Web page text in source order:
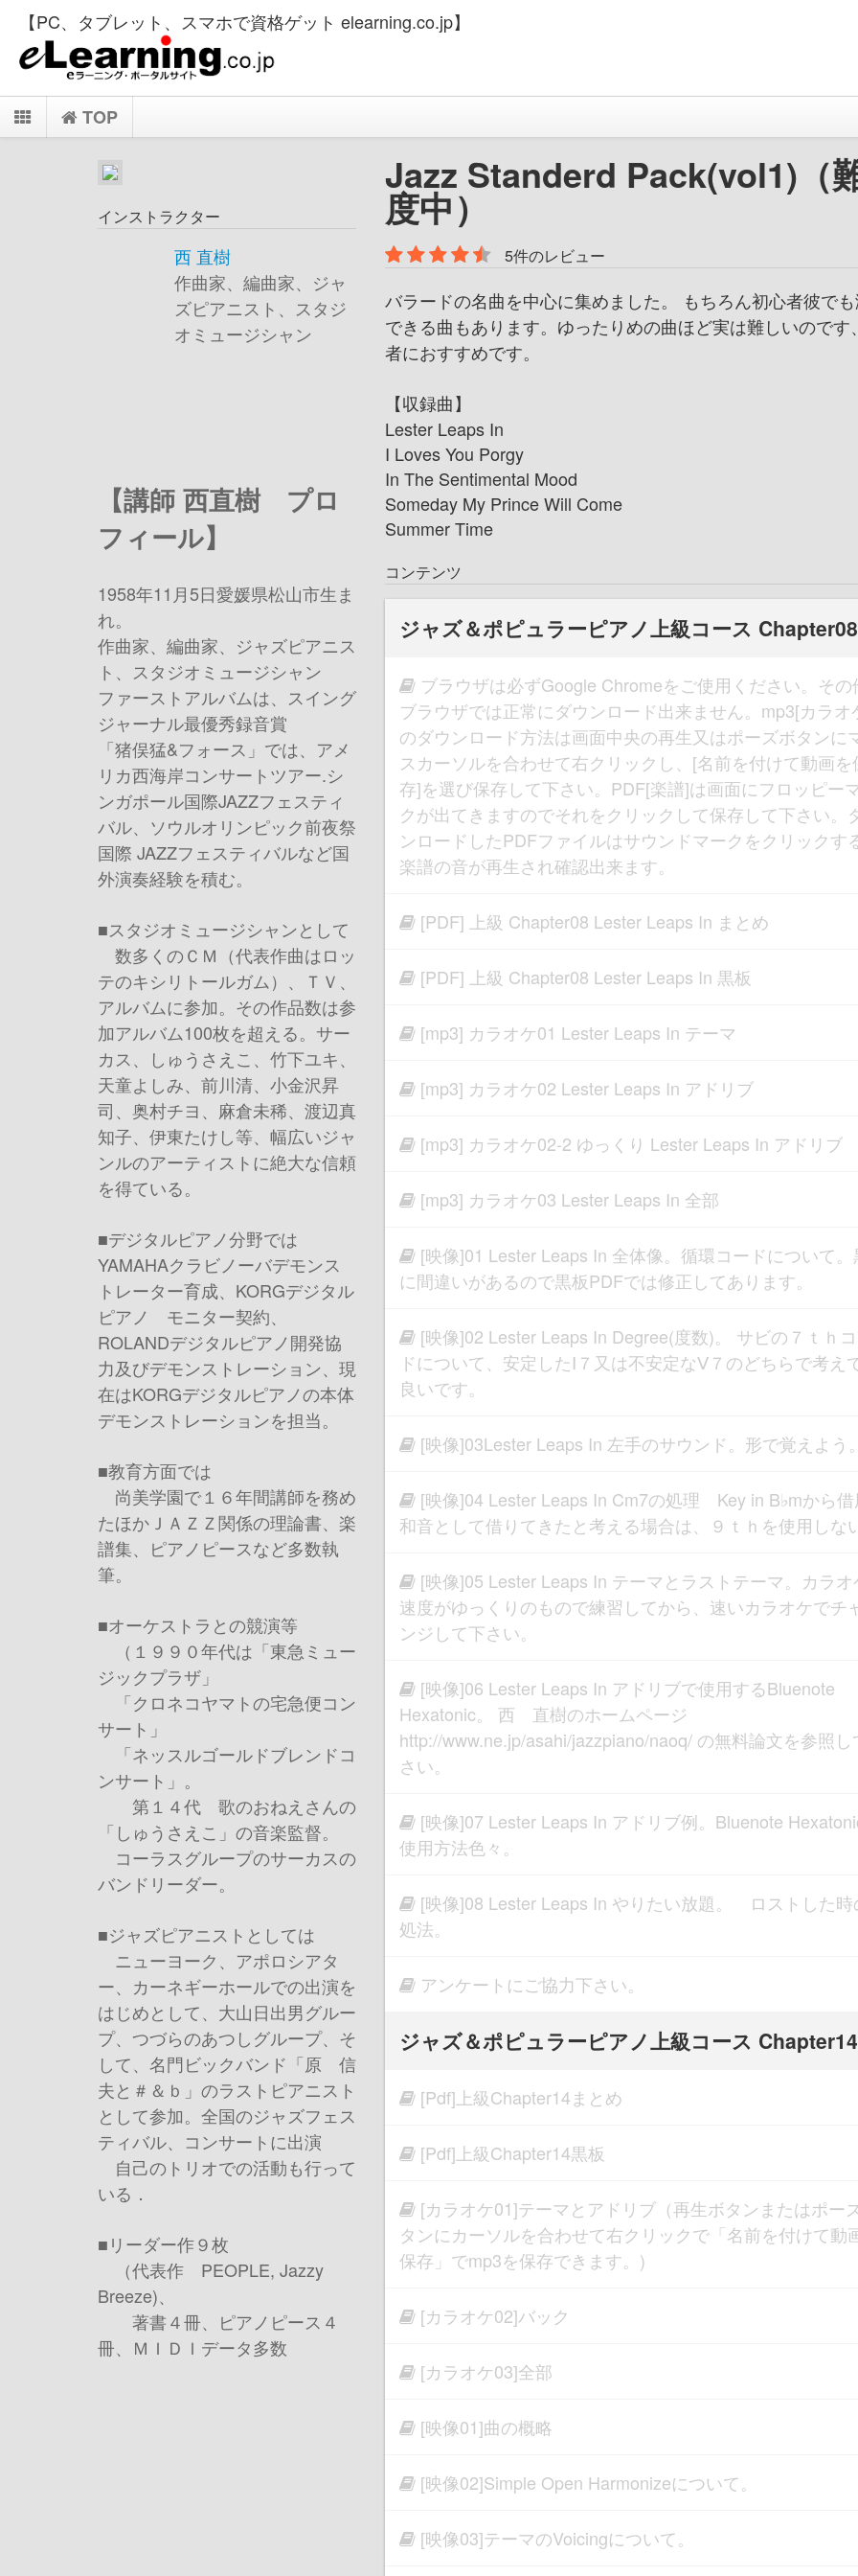
【PC、タブレット、スマホで資格ゲット elearning.co.jp】
TOP
インストラクター
西 直樹
作曲家、編曲家、ジャ
ズピアニスト、スタジ
オミュージシャン
【講師 西直樹 プロ
フィール】
1958年11月5日愛媛県松山市生ま
れ。
作曲家、編曲家、ジャズピアニス
ト、スタジオミュージシャン
ファーストアルバムは、スイング
ジャーナル最優秀録音賞
「猪俣猛&フォース」では、アメ
リカ西海岸コンサートツアー.シ
ンガポール国際JAZZフェスティ
バル、ソウルオリンピック前夜祭
国際 JAZZフェスティバルなど国
外演奏経験を積む。
■スタジオミュージシャンとして
数多くのＣＭ（代表作曲はロッ
テのキシリトールガム）、ＴＶ、
アルバムに参加。その作品数は参
加アルバム100枚を超える。サー
カス、しゅうさえこ、竹下ユキ、
天童よしみ、前川清、小金沢昇
司、奥村チヨ、麻倉未稀、渡辺真
知子、伊東たけし等、幅広いジャ
ンルのアーティストに絶大な信頼
を得ている。
■デジタルピアノ分野では
YAMAHAクラビノーバデモンス
トレーター育成、KORGデジタル
ピアノ モニター契約、
ROLANDデジタルピアノ開発協
力及びデモンストレーション、現
在はKORGデジタルピアノの本体
デモンストレーションを担当。
■教育方面では
尚美学園で１６年間講師を務め
たほかＪＡＺＺ関係の理論書、楽
譜集、ピアノピースなど多数執
筆。
■オーケストラとの競演等
（１９９０年代は「東急ミュー
ジックプラザ」
「クロネコヤマトの宅急便コン
サート」
「ネッスルゴールドブレンドコ
ンサート」。
第１４代 歌のおねえさんの
「しゅうさえこ」の音楽監督。
コーラスグループのサーカスの
バンドリーダー。
■ジャズピアニストとしては
ニューヨーク、アポロシアタ
ー、カーネギーホールでの出演を
はじめとして、大山日出男グルー
プ、つづらのあつしグループ、そ
して、名門ビックバンド「原 信
夫と＃＆ｂ」のラストピアニスト
として参加。全国のジャズフェス
ティバル、コンサートに出演
自己のトリオでの活動も行って
いる．
■リーダー作９枚
（代表作 PEOPLE, Jazzy
Breeze)、
著書４冊、ピアノピース４
冊、ＭＩＤＩデータ多数
Jazz Standerd Pack(vol1)（
度中）
5件のレビュー
バラードの名曲を中心に集めました。 もちろん初心者彼で
できる曲もあります。ゆったりめの曲ほど実は難しいのです
者におすすめです。
【収録曲】
Lester Leaps In
I Loves You Porgy
In The Sentimental Mood
Someday My Prince Will Come
Summer Time
コンテンツ
ジャズ＆ポピュラーピアノ上級コース Chapter08
ブラウザは必ずGoogle Chromeをご使用ください。その
ブラウザでは正常にダウンロード出来ません。mp3[カラオ
のダウンロード方法は画面中央の再生又はポーズボタンに
スカーソルを合わせて右クリックし、[名前を付けて動画を
存]を選び保存して下さい。PDF[楽譜]は画面にフロッピー
クが出てきますのでそれをクリックして保存して下さい。
ンロードしたPDFファイルはサウンドマークをクリックす
楽譜の音が再生され確認出来ます。
[PDF] 上級 Chapter08 Lester Leaps In まとめ
[PDF] 上級 Chapter08 Lester Leaps In 黒板
[mp3] カラオケ01 Lester Leaps In テーマ
[mp3] カラオケ02 Lester Leaps In アドリブ
[mp3] カラオケ02-2 ゆっくり Lester Leaps In アドリブ
[mp3] カラオケ03 Lester Leaps In 全部
[映像]01 Lester Leaps In 全体像。循環コードについて
に間違いがあるので黒板PDFでは修正してあります。
[映像]02 Lester Leaps In Degree(度数)。 サビの７ｔｈ
ドについて、安定したⅠ７又は不安定なⅤ７のどちらで考え
良いです。
[映像]03Lester Leaps In 左手のサウンド。形で覚えよう
[映像]04 Lester Leaps In Cm7の処理 Key in B♭mから
和音として借りてきたと考える場合は、９ｔｈを使用しな
[映像]05 Lester Leaps In テーマとラストテーマ。カラ
速度がゆっくりのもので練習してから、速いカラオケでチ
ンジして下さい。
[映像]06 Lester Leaps In アドリブで使用するBluenote
Hexatonic。 西 直樹のホームページ
http://www.ne.jp/asahi/jazzpiano/naoq/ の無料論文を参照し
さい。
[映像]07 Lester Leaps In アドリブ例。Bluenote
使用方法色々。
[映像]08 Lester Leaps In やりたい放題。 ロストした時
処法。
アンケートにご協力下さい。
ジャズ＆ポピュラーピアノ上級コース Chapter14
[Pdf]上級Chapter14まとめ
[Pdf]上級Chapter14黒板
[カラオケ01]テーマとアドリブ（再生ボタンまたはポー
タンにカーソルを合わせて右クリックで「名前を付けて動
保存」でmp3を保存できます。)
[カラオケ02]バック
[カラオケ03]全部
[映像01]曲の概略
[映像02]Simple Open Harmonizeについて。
[映像03]テーマのVoicingについて。